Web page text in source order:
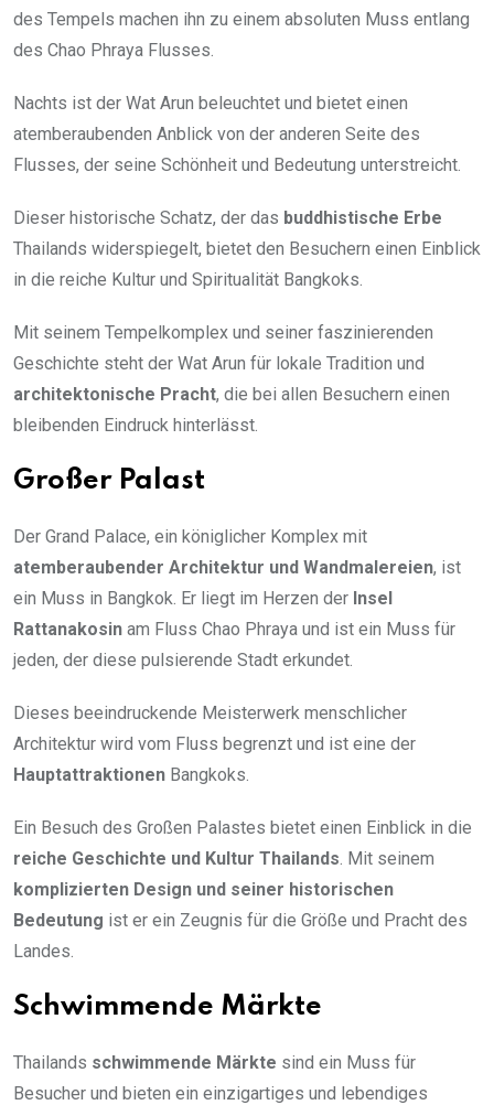
des Tempels machen ihn zu einem absoluten Muss entlang
des Chao Phraya Flusses.
Nachts ist der Wat Arun beleuchtet und bietet einen
atemberaubenden Anblick von der anderen Seite des
Flusses, der seine Schönheit und Bedeutung unterstreicht.
Dieser historische Schatz, der das buddhistische Erbe
Thailands widerspiegelt, bietet den Besuchern einen Einblick
in die reiche Kultur und Spiritualität Bangkoks.
Mit seinem Tempelkomplex und seiner faszinierenden
Geschichte steht der Wat Arun für lokale Tradition und
architektonische Pracht, die bei allen Besuchern einen
bleibenden Eindruck hinterlässt.
Großer Palast
Der Grand Palace, ein königlicher Komplex mit
atemberaubender Architektur und Wandmalereien, ist
ein Muss in Bangkok. Er liegt im Herzen der Insel
Rattanakosin am Fluss Chao Phraya und ist ein Muss für
jeden, der diese pulsierende Stadt erkundet.
Dieses beeindruckende Meisterwerk menschlicher
Architektur wird vom Fluss begrenzt und ist eine der
Hauptattraktionen Bangkoks.
Ein Besuch des Großen Palastes bietet einen Einblick in die
reiche Geschichte und Kultur Thailands . Mit seinem
komplizierten Design und seiner historischen
Bedeutung ist er ein Zeugnis für die Größe und Pracht des
Landes.
Schwimmende Märkte
Thailands schwimmende Märkte sind ein Muss für
Besucher und bieten ein einzigartiges und lebendiges